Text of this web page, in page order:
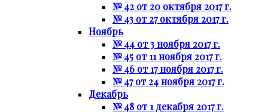
№ 42 от 20 октября 2017 г.
№ 43 от 27 октября 2017 г.
Ноябрь
№ 44 от 3 ноября 2017 г.
№ 45 от 11 ноября 2017 г.
№ 46 от 17 ноября 2017 г.
№ 47 от 24 ноября 2017 г.
Декабрь
№ 48 от 1 декабря 2017 г.